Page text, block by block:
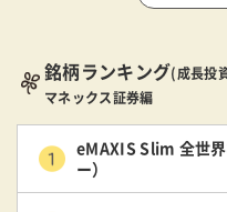
銘柄ランキング(成長投
マネックス証券編
eMAXIS Slim 全世
ー）